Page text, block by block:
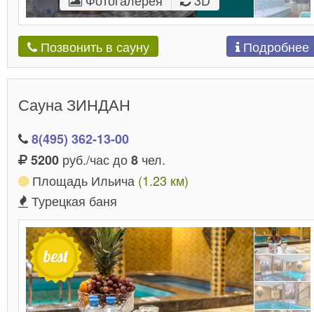
Позвонить в сауну Подробнее
Сауна ЗИНДАН
8(495) 362-13-00
5200 руб./час до8 чел.
Площадь Ильича (1.23 км)
Турецкая баня